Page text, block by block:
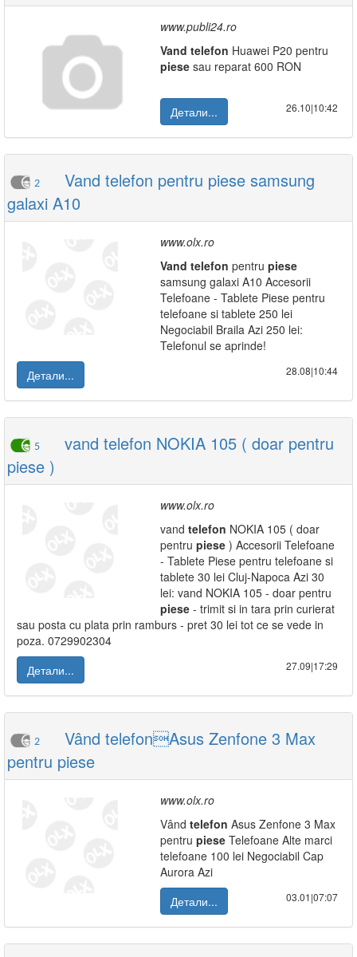
www.publi24.ro
Vand telefon Huawei P20 pentru
piese sau reparat 600 RON
Детали... 26.10|10:42
2
Vand telefon pentru piese samsung
galaxi A10
www.olx.ro
Vand telefon pentru piese
samsung galaxi A10 Accesorii
Telefoane - Tablete Piese pentru
telefoane si tablete 250 lei
Negociabil Braila Azi 250 lei:
Telefonul se aprinde!
Детали...
28.08|10:44
5
vand telefon NOKIA 105 ( doar pentru
piese )
www.olx.ro
vand telefon NOKIA 105 ( doar
pentru piese ) Accesorii Telefoane
- Tablete Piese pentru telefoane si
tablete 30 lei Cluj-Napoca Azi 30
lei: vand NOKIA 105 - doar pentru
piese - trimit si in tara prin curierat
sau posta cu plata prin ramburs - pret 30 lei tot ce se vede in
poza. 0729902304
Детали...
27.09|17:29
2
Vând telefonAsus Zenfone 3 Max
pentru piese
www.olx.ro
Vând telefon Asus Zenfone 3 Max
pentru piese Telefoane Alte marci
telefoane 100 lei Negociabil Cap
Aurora Azi
Детали...
03.01|07:07